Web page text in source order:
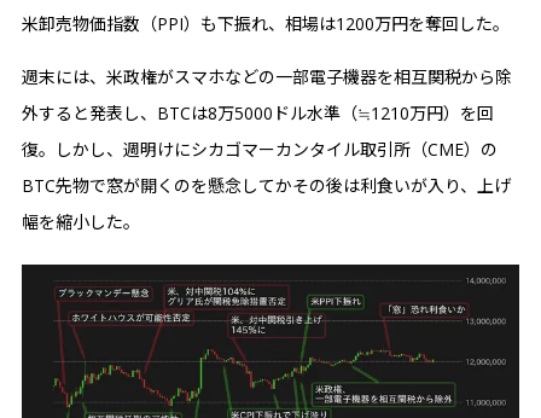
米卸売物価指数（PPI）も下振れ、相場は1200万円を奪回した。
週末には、米政権がスマホなどの一部電子機器を相互関税から除
外すると発表し、BTCは8万5000ドル水準（≒1210万円）を回
復。しかし、週明けにシカゴマーカンタイル取引所（CME）の
BTC先物で窓が開くのを懸念してかその後は利食いが入り、上げ
幅を縮小した。